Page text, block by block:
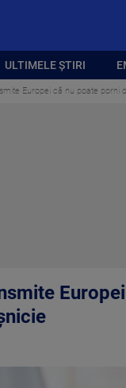
ULTIMELE ȘTIRI
Europei că nu poate